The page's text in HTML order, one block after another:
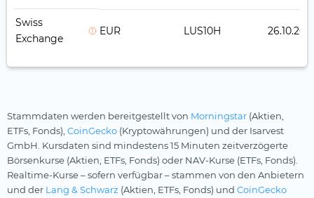
Swiss
Exchange
EUR LUS10H
Stammdaten werden bereitgestellt von Morningstar (Aktien,
ETFs, Fonds), CoinGecko (Kryptowährungen) und der Isarvest
GmbH. Kursdaten sind mindestens 15 Minuten zeitverzögerte
Börsenkurse (Aktien, ETFs, Fonds) oder NAV-Kurse (ETFs, Fonds).
Realtime-Kurse – sofern verfügbar – stammen von den Anbietern
und der Lang & Schwarz (Aktien, ETFs, Fonds) und CoinGecko